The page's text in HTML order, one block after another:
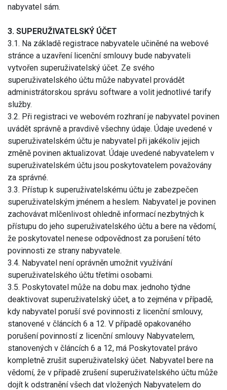
nabyvatel sám.
3. SUPERUŽIVATELSKÝ ÚČET
3.1. Na základě registrace nabyvatele učiněné na webové
stránce a uzavření licenční smlouvy bude nabyvateli
vytvořen superuživatelský účet. Ze svého
superuživatelského účtu může nabyvatel provádět
administrátorskou správu software a volit jednotlivé tarify
služby.
3.2. Při registraci ve webovém rozhraní je nabyvatel povinen
uvádět správně a pravdivě všechny údaje. Údaje uvedené v
superuživatelském účtu je nabyvatel při jakékoliv jejich
změně povinen aktualizovat. Údaje uvedené nabyvatelem v
superuživatelském účtu jsou poskytovatelem považovány
za správné.
3.3. Přístup k superuživatelskému účtu je zabezpečen
superuživatelským jménem a heslem. Nabyvatel je povinen
zachovávat mlčenlivost ohledně informací nezbytných k
přístupu do jeho superuživatelského účtu a bere na vědomí,
že poskytovatel nenese odpovědnost za porušení této
povinnosti ze strany nabyvatele.
3.4. Nabyvatel není oprávněn umožnit využívání
superuživatelského účtu třetími osobami.
3.5. Poskytovatel může na dobu max. jednoho týdne
deaktivovat superuživatelský účet, a to zejména v případě,
kdy nabyvatel poruší své povinnosti z licenční smlouvy,
stanovené v článcích 6 a 12. V případě opakovaného
porušení povinností z licenční smlouvy Nabyvatelem,
stanovených v článcích 6 a 12, má Poskytovatel právo
kompletně zrušit superuživatelský účet. Nabyvatel bere na
vědomí, že v případě zrušení superuživatelského účtu může
dojít k odstranění všech dat vložených Nabyvatelem do